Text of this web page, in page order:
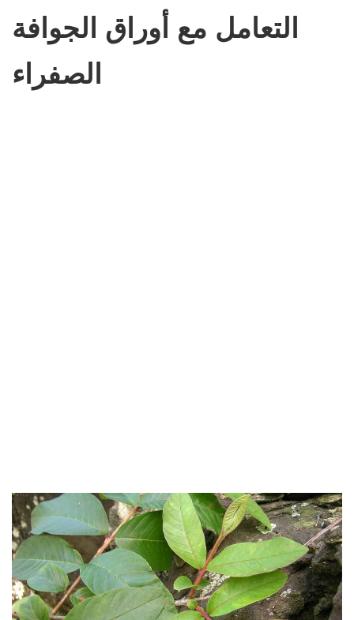
التعامل مع أوراق الجوافة
الصفراء